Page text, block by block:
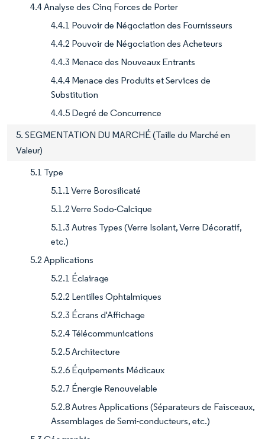
4.4 Analyse des Cinq Forces de Porter
4.4.1 Pouvoir de Négociation des Fournisseurs
4.4.2 Pouvoir de Négociation des Acheteurs
4.4.3 Menace des Nouveaux Entrants
4.4.4 Menace des Produits et Services de
Substitution
4.4.5 Degré de Concurrence
5. SEGMENTATION DU MARCHÉ (Taille du Marché en
Valeur)
5.1 Type
5.1.1 Verre Borosilicaté
5.1.2 Verre Sodo-Calcique
5.1.3 Autres Types (Verre Isolant, Verre Décoratif,
etc.)
5.2 Applications
5.2.1 Éclairage
5.2.2 Lentilles Ophtalmiques
5.2.3 Écrans d'Affichage
5.2.4 Télécommunications
5.2.5 Architecture
5.2.6 Équipements Médicaux
5.2.7 Énergie Renouvelable
5.2.8 Autres Applications (Séparateurs de Faisceaux,
Assemblages de Semi-conducteurs, etc.)